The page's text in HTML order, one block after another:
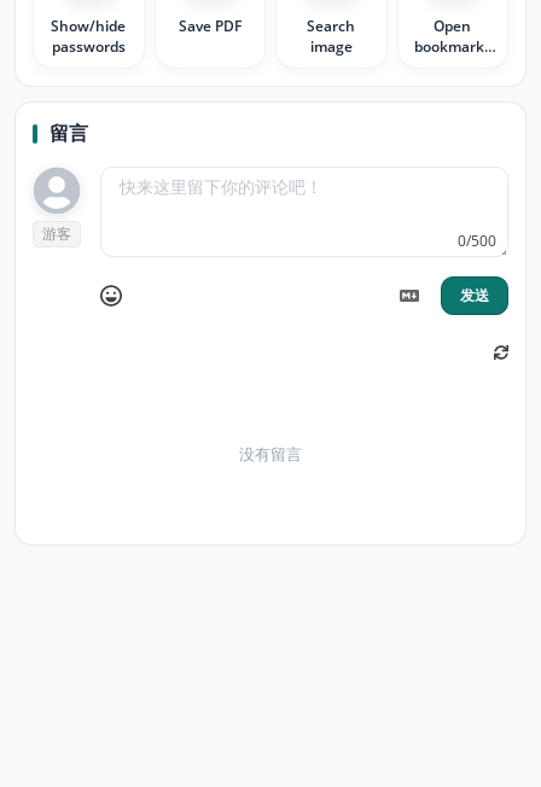
Show/hide
passwords
Save PDF
Search
image
Open
bookmarks
留言
游客 0/500
发送
没有留言